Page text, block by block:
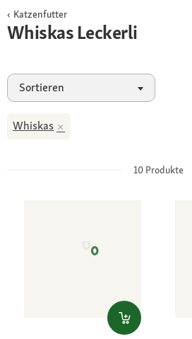
Katzenfutter
Whiskas Leckerli
Sortieren
Whiskas
10Produkte